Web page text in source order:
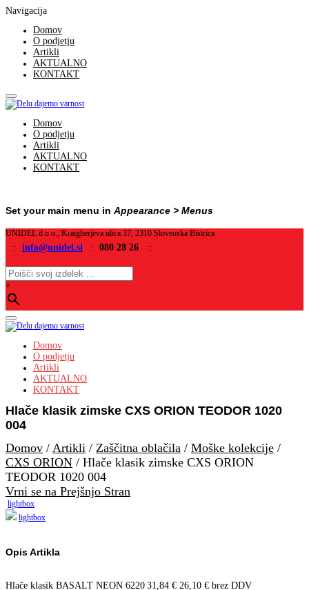
Navigacija
Domov
O podjetju
Artikli
AKTUALNO
KONTAKT
Domov
O podjetju
Artikli
AKTUALNO
KONTAKT
Set your main menu in Appearance > Menus
UNIDEL d.o.o., Kraigherjeva ulica 37, 2310 Slovenska Bistrica
:: info@unidel.si :: 080 28 26 ::
×
Domov
O podjetju
Artikli
AKTUALNO
KONTAKT
Hlače klasik zimske CXS ORION TEODOR 1020
004
Domov / Artikli / Zaščitna oblačila / Moške kolekcije /
CXS ORION / Hlače klasik zimske CXS ORION
TEODOR 1020 004
Vrni se na Prejšnjo Stran
lightbox
lightbox
Opis Artikla
Hlače klasik BASALT NEON 6220 31,84 € 26,10 € brez DDV